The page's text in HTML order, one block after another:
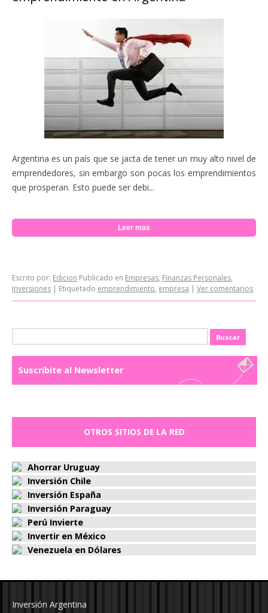
Argentina es un país que se jacta de tener un muy alto nivel de
emprendedores, sin embargo son pocas los emprendimientos
que prosperan. Esto puede ser debi...
Leer mas
Escrito por: Edicion Publicado en Empresas, Finanzas Personales,
Inversiones | Etiquetado emprendimiento, empresa | Ver comentarios
Suscribite al Newsletter
OTROS SITIOS DE LA RED
Ahorrar Uruguay
Inversión Chile
Inversión España
Inversión Paraguay
Perú Invierte
Invertir en México
Venezuela en Dólares
Inversión Argentina